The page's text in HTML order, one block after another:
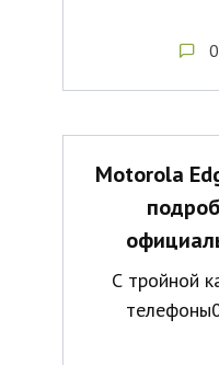
0
Motorola
С тройной